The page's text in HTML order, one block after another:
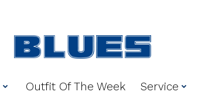
Outfit Of The Week Service